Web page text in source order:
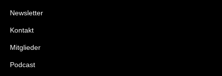
Newsletter
Kontakt
Mitglieder
Podcast